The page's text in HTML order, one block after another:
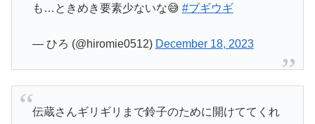
も…ときめき要素少ないな😅 #ブギウギ
— ひろ (@hiromie0512) December 18, 2023
伝蔵さんギリギリまで鈴子のために開けててくれ